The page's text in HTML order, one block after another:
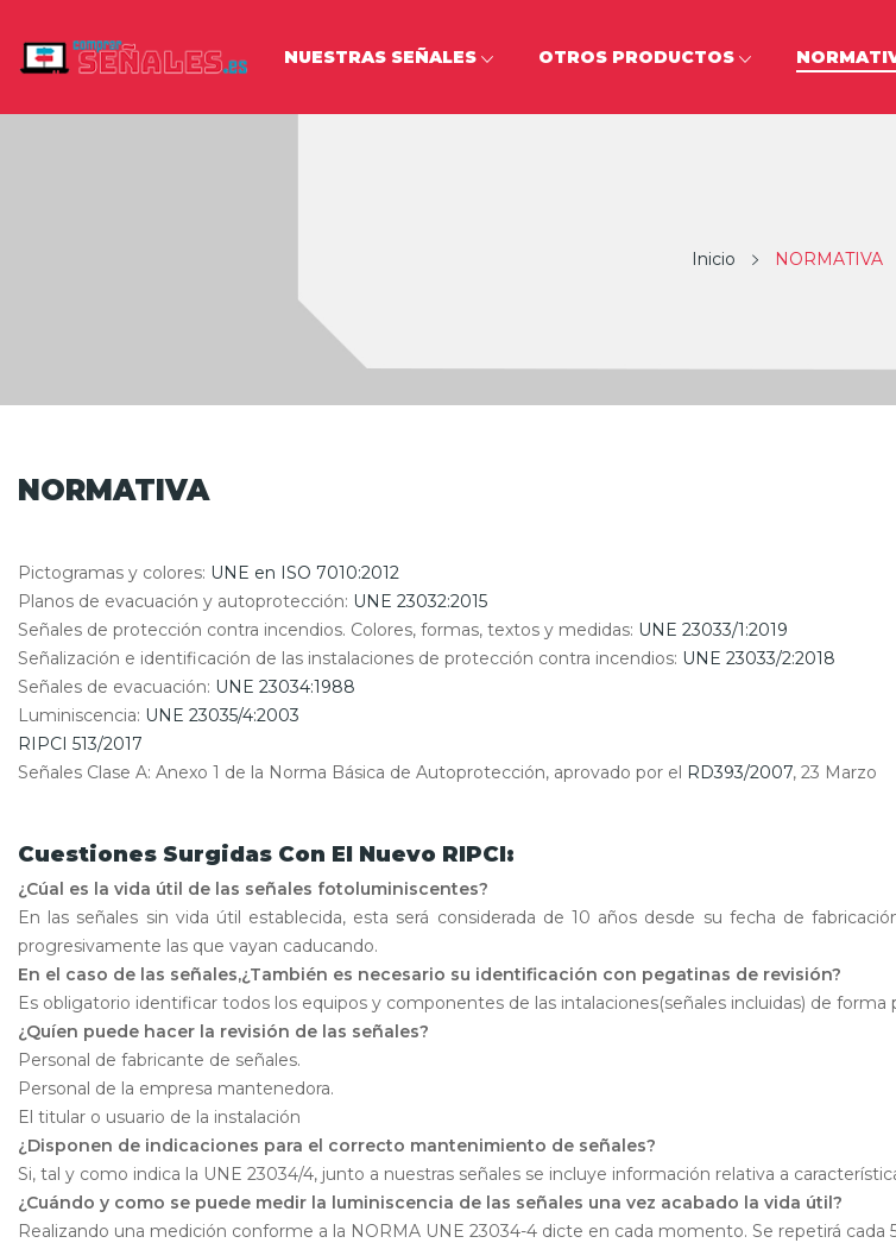
NUESTRAS SEÑALES OTROS PRODUCTOS
Inicio NORMATIVA
NORMATIVA
Pictogramas y colores: UNE en ISO 7010:2012
Planos de evacuación y autoprotección: UNE 23032:2015
Señales de protección contra incendios. Colores, formas, textos y medidas: UNE 23033/1:2019
Señalización e identificación de las instalaciones de protección contra incendios: UNE 23033/2:2018
Señales de evacuación: UNE 23034:1988
Luminiscencia: UNE 23035/4:2003
RIPCI 513/2017
Señales Clase A: Anexo 1 de la Norma Básica de Autoprotección, aprovado por el RD393/2007, 23 Marzo
Cuestiones Surgidas Con El Nuevo RIPCI:
¿Cúal es la vida útil de las señales fotoluminiscentes?
En las señales sin vida útil establecida, esta será considerada de 10 años desde su fecha de
progresivamente las que vayan caducando.
En el caso de las señales,¿También es necesario su identificación con pegatinas de revisión?
Es obligatorio identificar todos los equipos y componentes de las intalaciones(señales incluidas) de
¿Quíen puede hacer la revisión de las señales?
Personal de fabricante de señales.
Personal de la empresa mantenedora.
El titular o usuario de la instalación
¿Disponen de indicaciones para el correcto mantenimiento de señales?
Si, tal y como indica la UNE 23034/4, junto a nuestras señales se incluye información relativa a
¿Cuándo y como se puede medir la luminiscencia de las señales una vez acabado la vida útil?
Realizando una medición conforme a la NORMA UNE 23034-4 dicte en cada momento. Se repetirá cada